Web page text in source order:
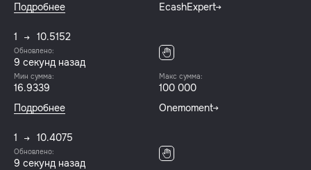
Подробнее
EcashExpert
1 10.5152
Обновлено:
9 секунд назад
Мин сумма:
16.9339
Макс сумма:
100 000
Подробнее
Onemoment
1 10.4075
Обновлено:
9 секунд назад